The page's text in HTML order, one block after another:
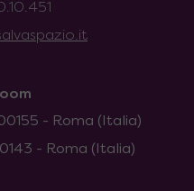
- Roma (Italia)
- Roma (Italia)